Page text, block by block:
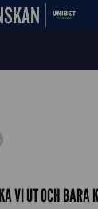
VI UT OCH BARA